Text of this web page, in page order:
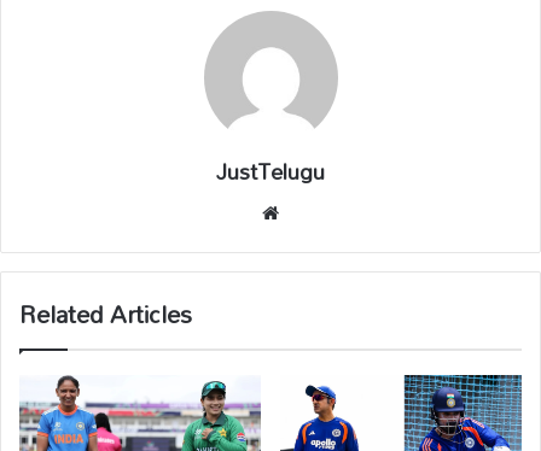
JustTelugu
te
Related Articles